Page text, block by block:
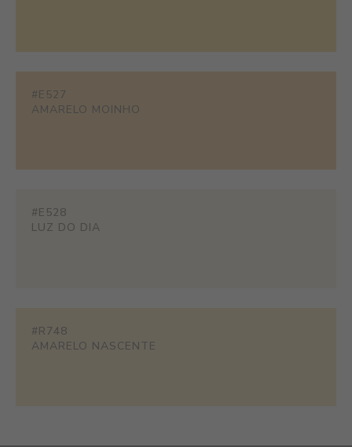
#E527
AMARELO MOINHO
#E528
LUZ DO DIA
#R748
AMARELO NASCENTE